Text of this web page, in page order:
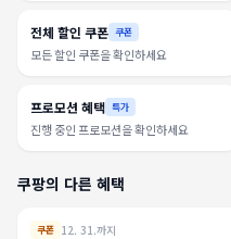
전체 할인 쿠폰 쿠폰
모든 할인 쿠폰을 확인하세요
프로모션 혜택 특가
진행 중인 프로모션을 확인하세요
쿠팡의 다른 혜택
쿠폰 12. 31.까지